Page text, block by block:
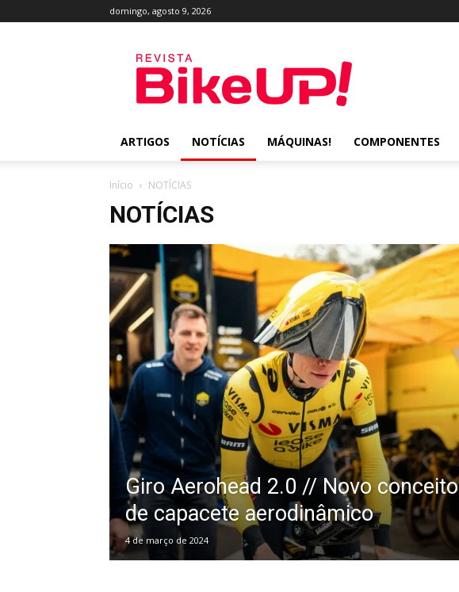
domingo, agosto 9, 2026
BikeUP!
ARTIGOS NOTÍCIAS MÁQUINAS! COMPONENTES
Início NOTÍCIAS
NOTÍCIAS
Giro Aerohead 2.0 // Novo conceito
de capacete aerodinâmico
4 de março de 2024